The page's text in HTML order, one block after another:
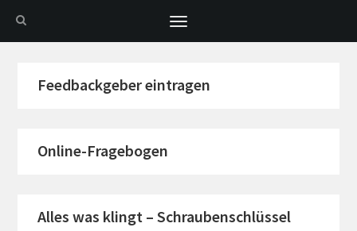
Toggle
navigation
Feedbackgeber eintragen
Online-Fragebogen
Alles was klingt – Schraubenschlüssel